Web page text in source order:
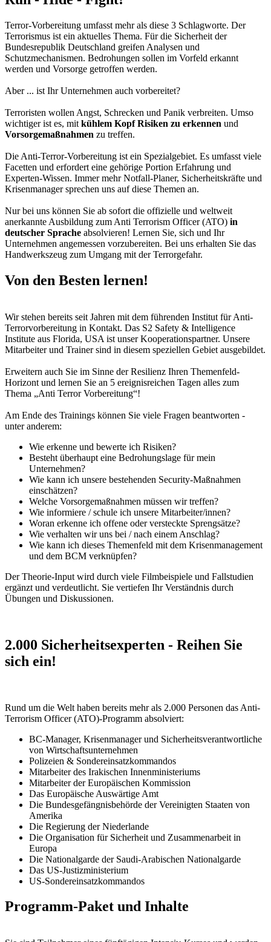
Terror-Vorbereitung umfasst mehr als diese 3 Schlagworte. Der
Terrorismus ist ein aktuelles Thema. Für die Sicherheit der
Bundesrepublik Deutschland greifen Analysen und
Schutzmechanismen. Bedrohungen sollen im Vorfeld erkannt
werden und Vorsorge getroffen werden.
Aber ... ist Ihr Unternehmen auch vorbereitet?
Terroristen wollen Angst, Schrecken und Panik verbreiten. Umso
wichtiger ist es, mit kühlem Kopf Risiken zu erkennen und
Vorsorgemaßnahmen zu treffen.
Die Anti-Terror-Vorbereitung ist ein Spezialgebiet. Es umfasst viele
Facetten und erfordert eine gehörige Portion Erfahrung und
Experten-Wissen. Immer mehr Notfall-Planer, Sicherheitskräfte und
Krisenmanager sprechen uns auf diese Themen an.
Nur bei uns können Sie ab sofort die offizielle und weltweit
anerkannte Ausbildung zum Anti Terrorism Officer (ATO) in
deutscher Sprache absolvieren! Lernen Sie, sich und Ihr
Unternehmen angemessen vorzubereiten. Bei uns erhalten Sie das
Handwerkszeug zum Umgang mit der Terrorgefahr.
Von den Besten lernen!
Wir stehen bereits seit Jahren mit dem führenden Institut für Anti-
Terrorvorbereitung in Kontakt. Das S2 Safety & Intelligence
Institute aus Florida, USA ist unser Kooperationspartner. Unsere
Mitarbeiter und Trainer sind in diesem speziellen Gebiet ausgebildet.
Erweitern auch Sie im Sinne der Resilienz Ihren Themenfeld-
Horizont und lernen Sie an 5 ereignisreichen Tagen alles zum
Thema „Anti Terror Vorbereitung“!
Am Ende des Trainings können Sie viele Fragen beantworten -
unter anderem:
Wie erkenne und bewerte ich Risiken?
Besteht überhaupt eine Bedrohungslage für mein
Unternehmen?
Wie kann ich unsere bestehenden Security-Maßnahmen
einschätzen?
Welche Vorsorgemaßnahmen müssen wir treffen?
Wie informiere / schule ich unsere Mitarbeiter/innen?
Woran erkenne ich offene oder versteckte Sprengsätze?
Wie verhalten wir uns bei / nach einem Anschlag?
Wie kann ich dieses Themenfeld mit dem Krisenmanagement
und dem BCM verknüpfen?
Der Theorie-Input wird durch viele Filmbeispiele und Fallstudien
ergänzt und verdeutlicht. Sie vertiefen Ihr Verständnis durch
Übungen und Diskussionen.
2.000 Sicherheitsexperten - Reihen Sie
sich ein!
Rund um die Welt haben bereits mehr als 2.000 Personen das Anti-
Terrorism Officer (ATO)-Programm absolviert:
BC-Manager, Krisenmanager und Sicherheitsverantwortliche
von Wirtschaftsunternehmen
Polizeien & Sondereinsatzkommandos
Mitarbeiter des Irakischen Innenministeriums
Mitarbeiter der Europäischen Kommission
Das Europäische Auswärtige Amt
Die Bundesgefängnisbehörde der Vereinigten Staaten von
Amerika
Die Regierung der Niederlande
Die Organisation für Sicherheit und Zusammenarbeit in
Europa
Die Nationalgarde der Saudi-Arabischen Nationalgarde
Das US-Justizministerium
US-Sondereinsatzkommandos
Programm-Paket und Inhalte